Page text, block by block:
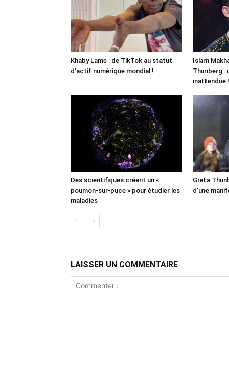
Khaby Lame : de TikTok au statut
d’actif numérique mondial !
Islam
Thunberg :
inattendue !
Des scientifiques créent un «
poumon-sur-puce » pour étudier les
maladies
Greta
d’une
LAISSER UN COMMENTAIRE